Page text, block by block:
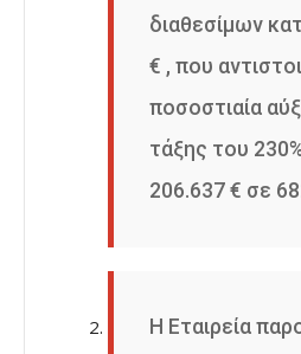
διαθεσίμων
€ , που
ποσοστιαία
τάξης του
206.637 € σε
Η Εταιρεία